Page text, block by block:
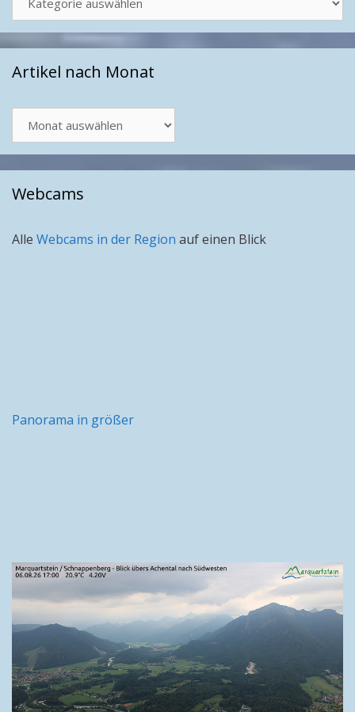
Artikel nach Monat
nach
Monat
Webcams
Alle Webcams in der Region auf einen Blick
Panorama in größer